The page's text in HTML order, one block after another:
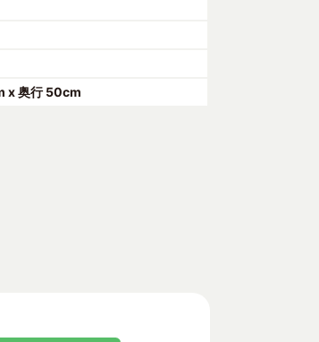
x 奥行 50cm